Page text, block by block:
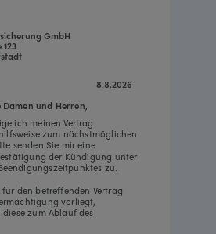
8.8.2026
GmbH
ich meinen Vertrag
zum nächstmöglichen
senden Sie mir eine
der Kündigung unter
zu.
den betreffenden Vertrag
vorliegt,
zum Ablauf des
und Herren,